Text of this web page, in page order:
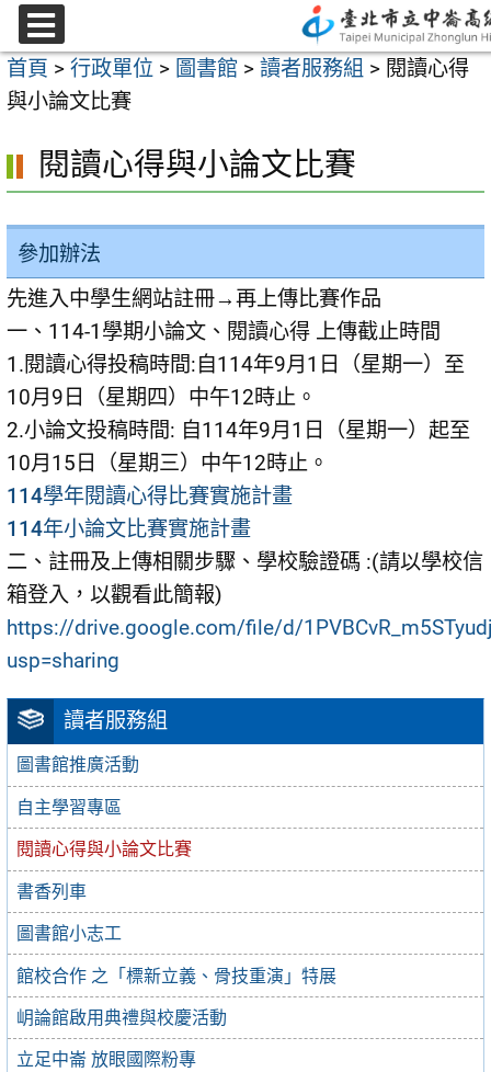
跳
至
主
要
容
選
單
首頁 > 行政單位 > 圖書館 > 讀者服務組 > 閱讀心得
與小論文比賽
讀者服務組
圖書館推廣活動
自主學習專區
閱讀心得與小論文比賽
書香列車
圖書館小志工
館校合作 之「標新立義、骨技重演」特展
岄論館啟用典禮與校慶活動
立足中崙 放眼國際粉專
閱讀心得與小論文比賽
參加辦法
先進入中學生網站註冊→再上傳比賽作品
一、114-1學期小論文、閱讀心得 上傳截止時間
1.閱讀心得投稿時間:自114年9月1日（星期一）至
10月9日（星期四）中午12時止。
2.小論文投稿時間: 自114年9月1日（星期一）起至
10月15日（星期三）中午12時止。
114學年閱讀心得比賽實施計畫
114年小論文比賽實施計畫
二、註冊及上傳相關步驟、學校驗證碼 :(請以學校信
箱登入，以觀看此簡報)
https://drive.google.com/file/d/
usp=sharing